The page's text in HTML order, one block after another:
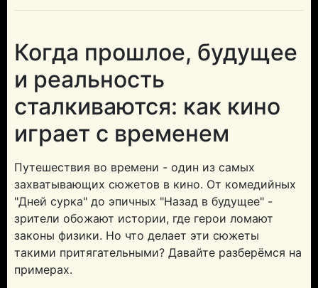
Когда прошлое, будущее
и реальность
сталкиваются: как кино
играет с временем
Путешествия во времени - один из самых
захватывающих сюжетов в кино. От комедийных
"Дней сурка" до эпичных "Назад в будущее" -
зрители обожают истории, где герои ломают
законы физики. Но что делает эти сюжеты
такими притягательными? Давайте разберёмся на
примерах.